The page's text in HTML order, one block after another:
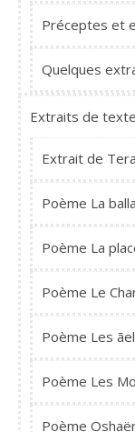
Préceptes et
Quelques
Extraits de
Extrait de
Poème La
Poème La
Poème Le
Poème Les
Poème Les
Poème